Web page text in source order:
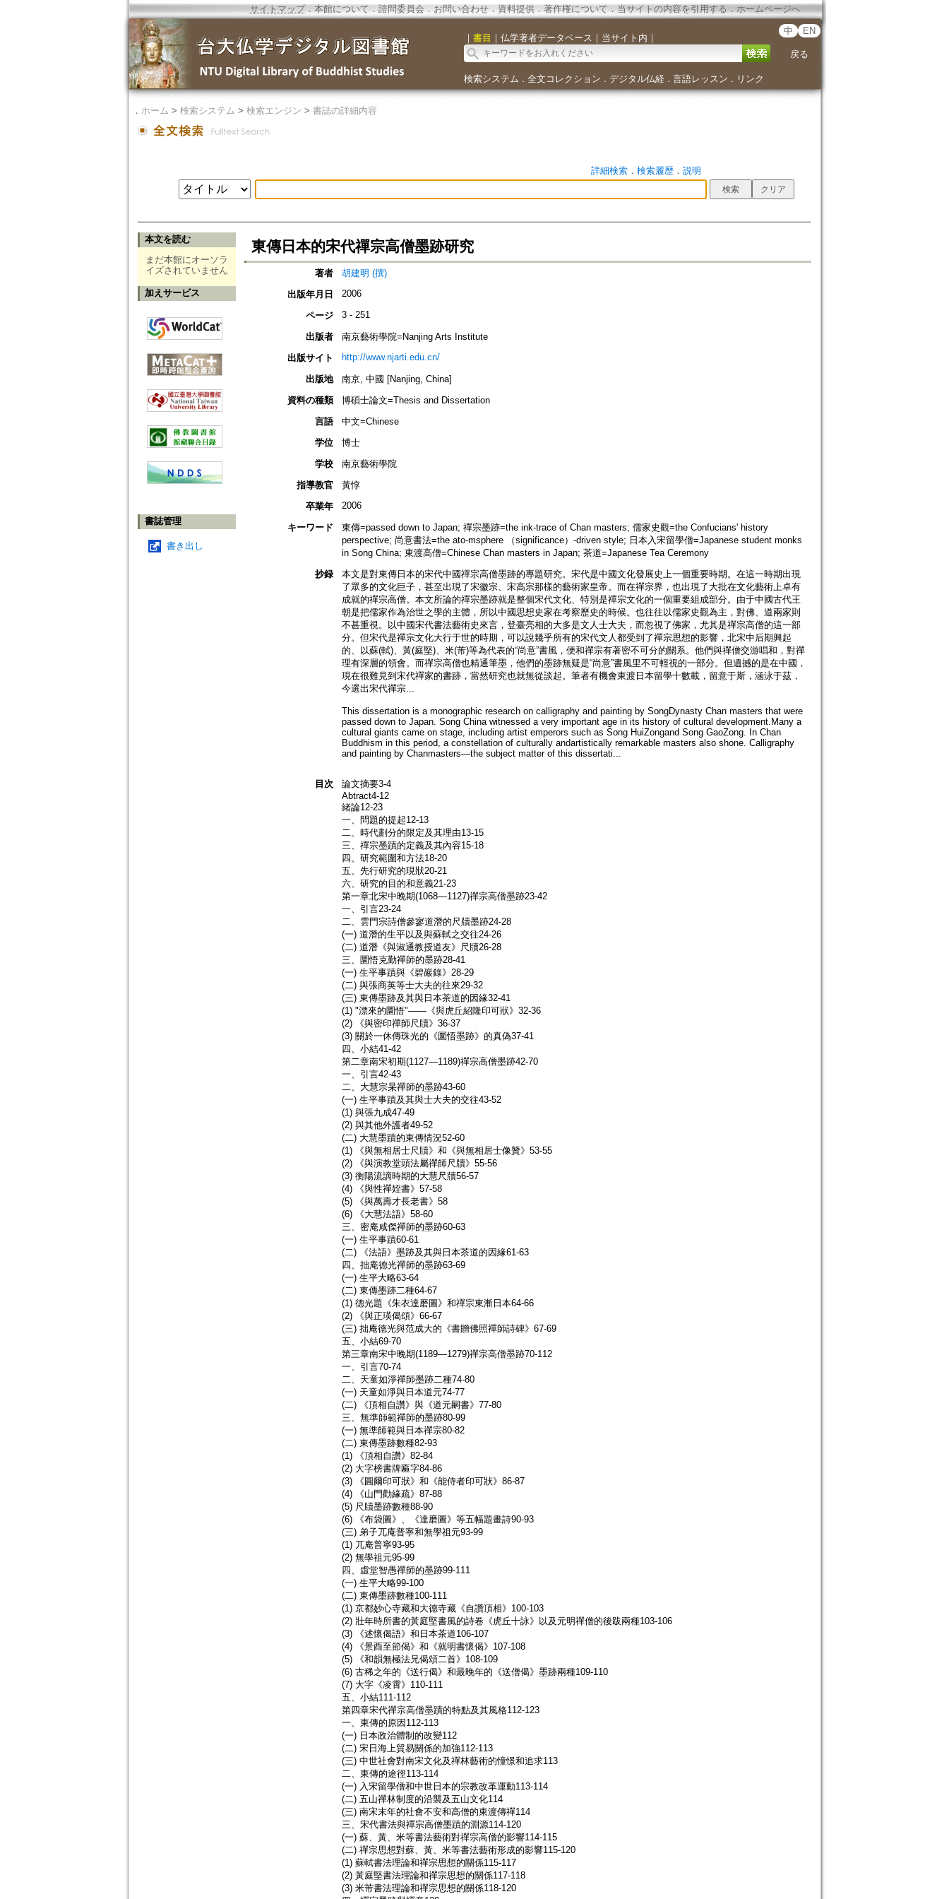
サイトマップ．本館について ． 諮問委員会． お問い合わせ． 資料提供． 著作権について．当サイトの内容を引用する ． ホームページへ
｜ 書目 ｜ 仏学著者データベース ｜ 当サイト内 ｜
中 EN
戻る
検索システム ． 全文コレクション ． デジタル仏経． 言語レッスン ． リンク
． ホーム > 検索システム > 検索エンジン > 書誌の詳細内容
詳細検索． 検索履歴． 説明
本文を読む
まだ本館にオーソラ
イズされていません
加えサービス
書誌管理
書き出し
東傳日本的宋代禪宗高僧墨跡研究
著者
胡建明 (撰)
出版年月日
2006
ページ 3 - 251
出版者
南京藝術學院=Nanjing Arts Institute
出版サイト
http://www.njarti.edu.cn/
出版地
南京, 中國 [Nanjing, China]
資料の種類
博碩士論文=Thesis and Dissertation
言語
中文=Chinese
学位
博士
学校
南京藝術學院
指導教官
黃惇
卒業年
2006
キーワード
東傳=passed down to Japan; 禪宗墨跡=the ink-trace of Chan masters; 儒家史觀=the Confucians' history
perspective; 尚意書法=the ato-msphere （significance）-driven style; 日本入宋留學僧=Japanese student monks
in Song China; 東渡高僧=Chinese Chan masters in Japan; 茶道=Japanese Tea Ceremony
抄録
本文是對東傳日本的宋代中國禪宗高僧墨跡的專題研究。宋代是中國文化發展史上一個重要時期。在這一時期出現
了眾多的文化巨子，甚至出現了宋徽宗、宋高宗那樣的藝術家皇帝。而在禪宗界，也出現了大批在文化藝術上卓有
成就的禪宗高僧。本文所論的禪宗墨跡就是整個宋代文化、特別是禪宗文化的一個重要組成部分。由于中國古代王
朝是把儒家作為治世之學的主體，所以中國思想史家在考察歷史的時候。也往往以儒家史觀為主，對佛、道兩家則
不甚重視。以中國宋代書法藝術史來言，登臺亮相的大多是文人士大夫，而忽視了佛家，尤其是禪宗高僧的這一部
分。但宋代是禪宗文化大行于世的時期，可以說幾乎所有的宋代文人都受到了禪宗思想的影響，北宋中后期興起
的、以蘇(軾)、黃(庭堅)、米(芾)等為代表的“尚意”書風，便和禪宗有著密不可分的關系。他們與禪僧交游唱和，對禪
理有深層的領會。而禪宗高僧也精通筆墨，他們的墨跡無疑是“尚意”書風里不可輕視的一部分。但遺撼的是在中國，
現在很難見到宋代禪家的書跡，當然研究也就無從談起。筆者有機會東渡日本留學十數載，留意于斯，涵泳于茲，
今選出宋代禪宗...
This dissertation is a monographic research on calligraphy and painting by SongDynasty Chan masters that were
passed down to Japan. Song China witnessed a very important age in its history of cultural development.Many a
cultural giants came on stage, including artist emperors such as Song HuiZongand Song GaoZong. In Chan
Buddhism in this period, a constellation of culturally andartistically remarkable masters also shone. Calligraphy
and painting by Chanmasters—the subject matter of this dissertati...
目次
論文摘要3-4
Abtract4-12
緒論12-23
一、問題的提起12-13
二、時代劃分的限定及其理由13-15
三、禪宗墨蹟的定義及其內容15-18
四、研究範圍和方法18-20
五、先行研究的現狀20-21
六、研究的目的和意義21-23
第一章北宋中晚期(1068—112​​7)禪宗高僧墨跡23-42
一、引言23-24
二、雲門宗詩僧參寥道潛的尺牘墨跡24-28
(一) 道潛的生平以及與蘇軾之交往24-26
(二) 道潛《與淑通教授道友》尺牘26-28
三、圜悟克勤禪師的墨跡28-41
(一) 生平事蹟與《碧巖錄》28-29
(二) 與張商英等士大夫的往來29-32
(三) 東傳墨跡及其與日本茶道的因緣32-41
(1) "漂來的圜悟"——《與虎丘紹隆印可狀》32-36
(2) 《與密印禪師尺牘》36-37
(3) 關於一休傳珠光的《圜悟墨跡》的真偽37-41
四、小結41-42
第二章南宋初期(1127—1189)禪宗高僧墨跡42-70
一、引言42-43
二、大慧宗杲禪師的墨跡43-60
(一) 生平事蹟及其與士大夫的交往43-52
(1) 與張九成47-49
(2) 與其他外護者49-52
(二) 大慧墨蹟的東傳情況52-60
(1) 《與無相居士尺牘》和《與無相居士像贊》53-55
(2) 《與演教堂頭法屬禪師尺牘》55-56
(3) 衡陽流謫時期的大慧尺牘56-57
(4) 《與性禪姪書》57-58
(5) 《與萬壽才長老書》58
(6) 《大慧法語》58-60
三、密庵咸傑禪師的墨跡60-63
(一) 生平事蹟60-61
(二) 《法語》墨跡及其與日本茶道的因緣61-63
四、拙庵德光禪師的墨跡63-69
(一) 生平大略63-64
(二) 東傳墨跡二種64-67
(1) 德光題《朱衣達磨圖》和禪宗東漸日本64-66
(2) 《與正瑛偈頌》66-67
(三) 拙庵德光與范成大的《書贈佛照禪師詩碑》67-69
五、小結69-70
第三章南宋中晚期(1189—1279)禪宗高僧墨跡70-112
一、引言70-74
二、天童如淨禪師墨跡二種74-80
(一) 天童如淨與日本道元74-77
(二) 《頂相自讚》與《道元嗣書》77-80
三、無準師範禪師的墨跡80-99
(一) 無準師範與日本禪宗80-82
(二) 東傳墨跡數種82-93
(1) 《頂相自讚》82-84
(2) 大字榜書牌匾字84-86
(3) 《圓爾印可狀》和《能侍者印可狀》86-87
(4) 《山門勸緣疏》87-88
(5) 尺牘墨跡數種88-90
(6) 《布袋圖》、《達磨圖》等五幅題畫詩90-93
(三) 弟子兀庵普寧和無學祖元93-99
(1) 兀庵普寧93-95
(2) 無學祖元95-99
四、虛堂智愚禪師的墨跡99-111
(一) 生平大略99-100
(二) 東傳墨跡數種100-111
(1) 京都妙心寺藏和大德寺藏《自讚頂相》100-103
(2) 壯年時所書的黃庭堅書風的詩卷《虎丘十詠》以及元明禪僧的後跋兩種103-106
(3) 《述懷偈語》和日本茶道106-107
(4) 《景酉至節偈》和《就明書懷偈》107-108
(5) 《和韻無極法兄偈頌二首》108-109
(6) 古稀之年的《送行偈》和最晚年的《送僧偈》墨跡兩種109-110
(7) 大字《凌霄》110-111
五、小結111-112
第四章宋代禪宗高僧墨蹟的特點及其風格112-123
一、東傳的原因112-113
(一) 日本政治體制的改變112
(二) 宋日海上貿易關係的加強112-113
(三) 中世社會對南宋文化及禪林藝術的憧憬和追求113
二、東傳的途徑113-114
(一) 入宋留學僧和中世日本的宗教改革運動113-114
(二) 五山禪林制度的沿襲及五山文化114
(三) 南宋末年的社會不安和高僧的東渡傳禪114
三、宋代書法與禪宗高僧墨蹟的淵源114-120
(一) 蘇、黃、米等書法藝術對禪宗高僧的影響114-115
(二) 禪宗思想對蘇、黃、米等書法藝術形成的影響115-120
(1) 蘇軾書法理論和禪宗思想的關係115-117
(2) 黃庭堅書法理論和禪宗思想的關係117-118
(3) 米芾書法理論和禪宗思想的關係118-120